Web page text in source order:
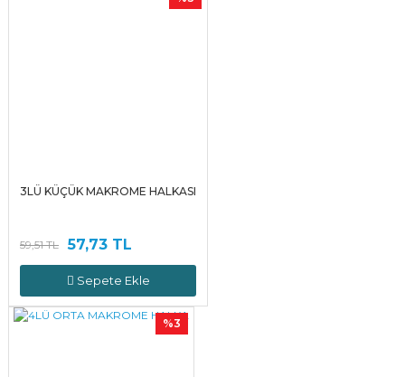
3LÜ KÜÇÜK MAKROME HALKASI
59,51 TL 57,73 TL
Sepete Ekle
%3